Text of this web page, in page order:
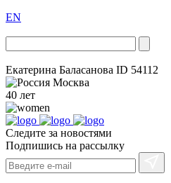
EN
Екатерина Баласанова ID 54112
Москва
40 лет
Следите за новостями
Подпишись на рассылку